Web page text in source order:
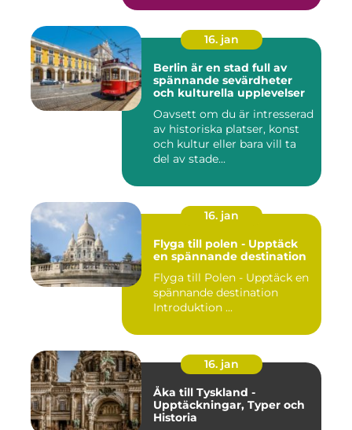
16. jan
Berlin är en stad full av
spännande sevärdheter
och kulturella upplevelser
Oavsett om du är intresserad
av historiska platser, konst
och kultur eller bara vill ta
del av stade...
16. jan
Flyga till polen - Upptäck
en spännande destination
Flyga till Polen - Upptäck en
spännande destination
Introduktion ...
16. jan
Åka till Tyskland -
Upptäckningar, Typer och
Historia